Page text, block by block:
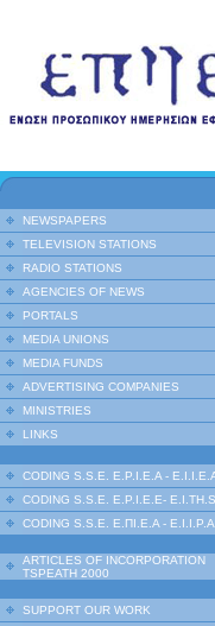
NEWSPAPERS
TELEVISION STATIONS
RADIO STATIONS
AGENCIES OF NEWS
PORTALS
MEDIA UNIONS
MEDIA FUNDS
ADVERTISING COMPANIES
MINISTRIES
LINKS
CODING S.S.E. E.P.I.E.A -
CODING S.S.E. E.P.I.E.E-
CODING S.S.E. Ε.ΠΙ.Ε.Α - Ε.Ι.Ι.P.A
ARTICLES OF INCORPORATION
TSPEATH 2000
SUPPORT OUR WORK